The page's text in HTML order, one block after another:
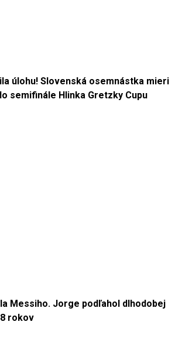
úlohu! Slovenská osemnástka mieri
semifinále Hlinka Gretzky Cupu
Messiho. Jorge podľahol dlhodobej
rokov